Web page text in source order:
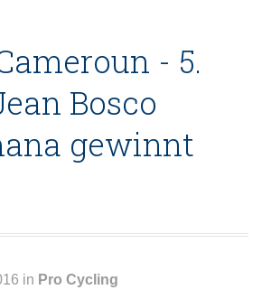
- 5.
Bosco
gewinnt
in Pro Cycling